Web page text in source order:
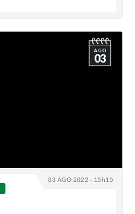
03 AGO 2022 - 15h15
AGO
03